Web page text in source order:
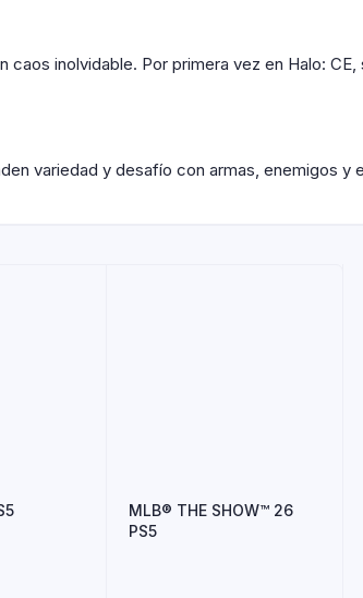
inolvidable. Por primera vez en Halo:
variedad y desafío con armas, enemigos y
MLB® THE SHOW™ 26
PS5